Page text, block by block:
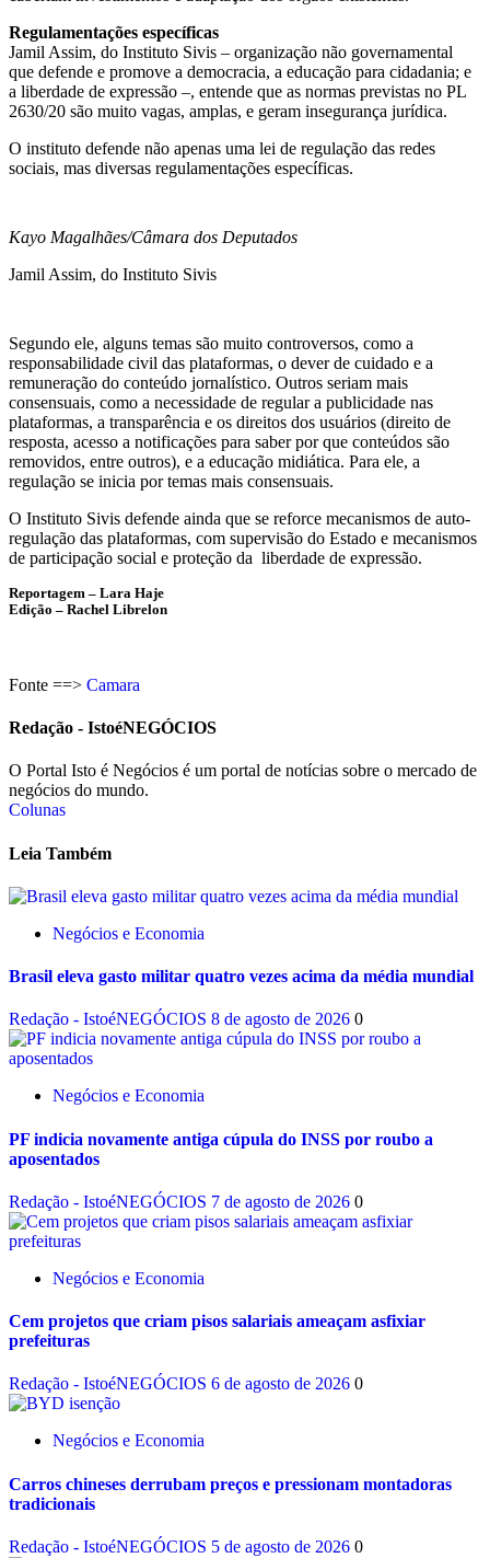
Regulamentações específicas
Jamil Assim, do Instituto Sivis – organização não governamental
que defende e promove a democracia, a educação para cidadania; e
a liberdade de expressão –, entende que as normas previstas no PL
2630/20 são muito vagas, amplas, e geram insegurança jurídica.
O instituto defende não apenas uma lei de regulação das redes
sociais, mas diversas regulamentações específicas.
Kayo Magalhães/Câmara dos Deputados
Jamil Assim, do Instituto Sivis
Segundo ele, alguns temas são muito controversos, como a
responsabilidade civil das plataformas, o dever de cuidado e a
remuneração do conteúdo jornalístico. Outros seriam mais
consensuais, como a necessidade de regular a publicidade nas
plataformas, a transparência e os direitos dos usuários (direito de
resposta, acesso a notificações para saber por que conteúdos são
removidos, entre outros), e a educação midiática. Para ele, a
regulação se inicia por temas mais consensuais.
O Instituto Sivis defende ainda que se reforce mecanismos de auto-
regulação das plataformas, com supervisão do Estado e mecanismos
de participação social e proteção da liberdade de expressão.
Reportagem – Lara Haje
Edição – Rachel Librelon
Fonte ==> Camara
Redação - IstoéNEGÓCIOS
O Portal Isto é Negócios é um portal de notícias sobre o mercado de
negócios do mundo.
Colunas
Leia Também
Negócios e Economia
Brasil eleva gasto militar quatro vezes acima da média mundial
Redação - IstoéNEGÓCIOS 8 de agosto de 2026 0
Negócios e Economia
PF indicia novamente antiga cúpula do INSS por roubo a
aposentados
Redação - IstoéNEGÓCIOS 7 de agosto de 2026 0
Negócios e Economia
Cem projetos que criam pisos salariais ameaçam asfixiar
prefeituras
Redação - IstoéNEGÓCIOS 6 de agosto de 2026 0
Negócios e Economia
Carros chineses derrubam preços e pressionam montadoras
tradicionais
Redação - IstoéNEGÓCIOS 5 de agosto de 2026 0